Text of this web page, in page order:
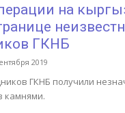
на
ГКНБ
2019
ГКНБ получили
камнями.